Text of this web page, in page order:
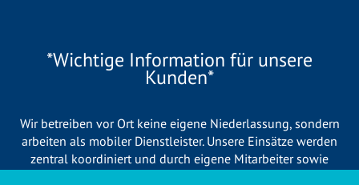
*Wichtige Information für unsere
Kunden*
Wir betreiben vor Ort keine eigene Niederlassung, sondern
arbeiten als mobiler Dienstleister. Unsere Einsätze werden
zentral koordiniert und durch eigene Mitarbeiter sowie